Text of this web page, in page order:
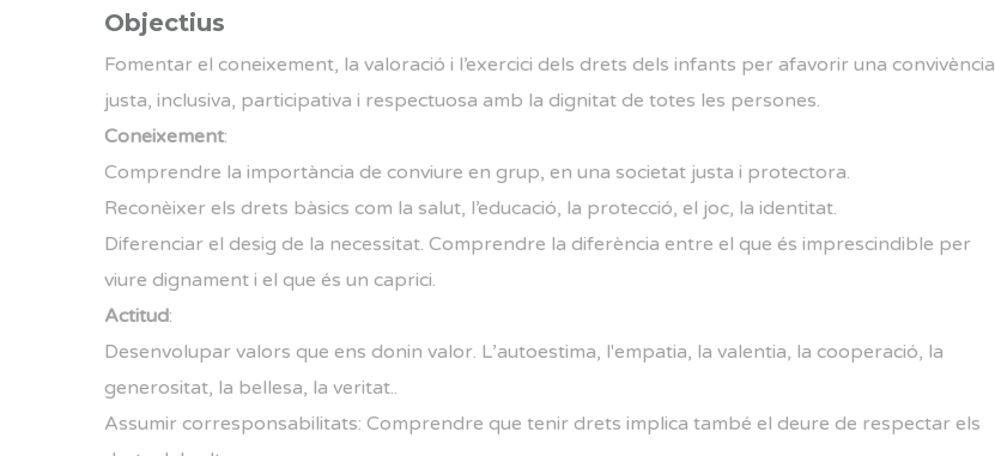
Objectius
Fomentar el coneixement, la valoració i l’exercici dels drets dels infants per afavorir una convivència
justa, inclusiva, participativa i respectuosa amb la dignitat de totes les persones.
Coneixement:
Comprendre la importància de conviure en grup, en una societat justa i protectora.
Reconèixer els drets bàsics com la salut, l’educació, la protecció, el joc, la identitat.
Diferenciar el desig de la necessitat. Comprendre la diferència entre el que és imprescindible per
viure dignament i el que és un caprici.
Actitud:
Desenvolupar valors que ens donin valor. L’autoestima, l'empatia, la valentia, la cooperació, la
generositat, la bellesa, la veritat..
Assumir corresponsabilitats: Comprendre que tenir drets implica també el deure de respectar els